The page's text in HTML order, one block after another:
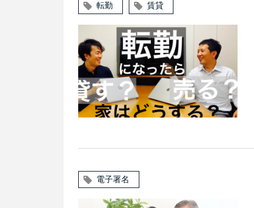
転勤 賃貸
電子署名